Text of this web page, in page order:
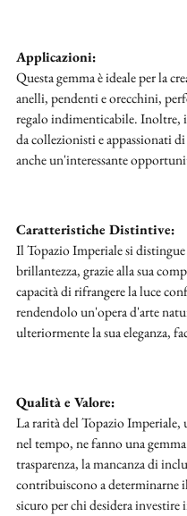
Applicazioni:
Questa gemma è ideale per la
anelli, pendenti e orecchini,
regalo indimenticabile. Inoltre,
da collezionisti e appassionati
anche un'interessante
Caratteristiche Distintive:
Il Topazio Imperiale si distingue
brillantezza, grazie alla sua
capacità di rifrangere la luce
rendendolo un'opera d'arte
ulteriormente la sua eleganza,
Qualità e Valore:
La rarità del Topazio Imperiale,
nel tempo, ne fanno una
trasparenza, la mancanza di
contribuiscono a determinarne
sicuro per chi desidera